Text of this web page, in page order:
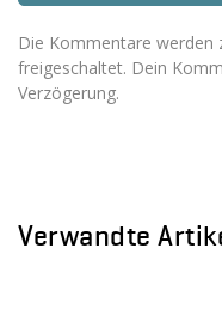
Die Kommentare werden
freigeschaltet. Dein
Verzögerung.
Verwandte